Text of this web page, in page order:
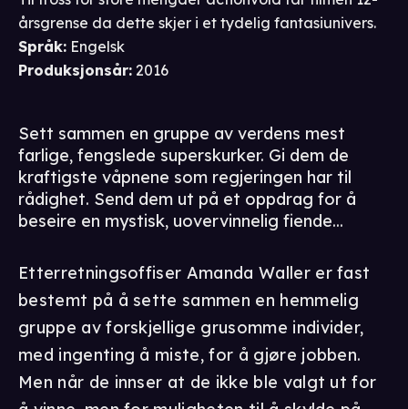
årsgrense da dette skjer i et tydelig fantasiunivers.
Språk: Engelsk
Produksjonsår: 2016
Sett sammen en gruppe av verdens mest
farlige, fengslede superskurker. Gi dem de
kraftigste våpnene som regjeringen har til
rådighet. Send dem ut på et oppdrag for å
beseire en mystisk, uovervinnelig fiende...
Etterretningsoffiser Amanda Waller er fast
bestemt på å sette sammen en hemmelig
gruppe av forskjellige grusomme individer,
med ingenting å miste, for å gjøre jobben.
Men når de innser at de ikke ble valgt ut for